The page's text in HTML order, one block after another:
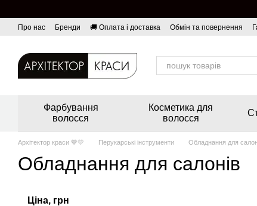
Про нас Бренди 🚚 Оплата і доставка Обмін та повернення
Фарбування
волосся
Косметика для
волосся
Архітектор краси 💙💛 Перукарські інструменти Обладнання для
Обладнання для салонів
Ціна, грн